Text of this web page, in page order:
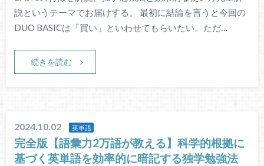
説というテーマでお届けする。 最初に結論を言うと今回の
DUO BASICは「買い」といわせてもらいたい。ただ…
続きを読む
2024.10.02 英単語
完全版【語彙力2万語が教える】科学的根拠に
基づく英単語を効率的に暗記する独学勉強法